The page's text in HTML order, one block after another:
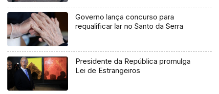
Governo lança concurso para
requalificar lar no Santo da Serra
Presidente da República promulga
Lei de Estrangeiros